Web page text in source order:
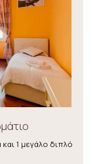
1 μεγάλο διπλό